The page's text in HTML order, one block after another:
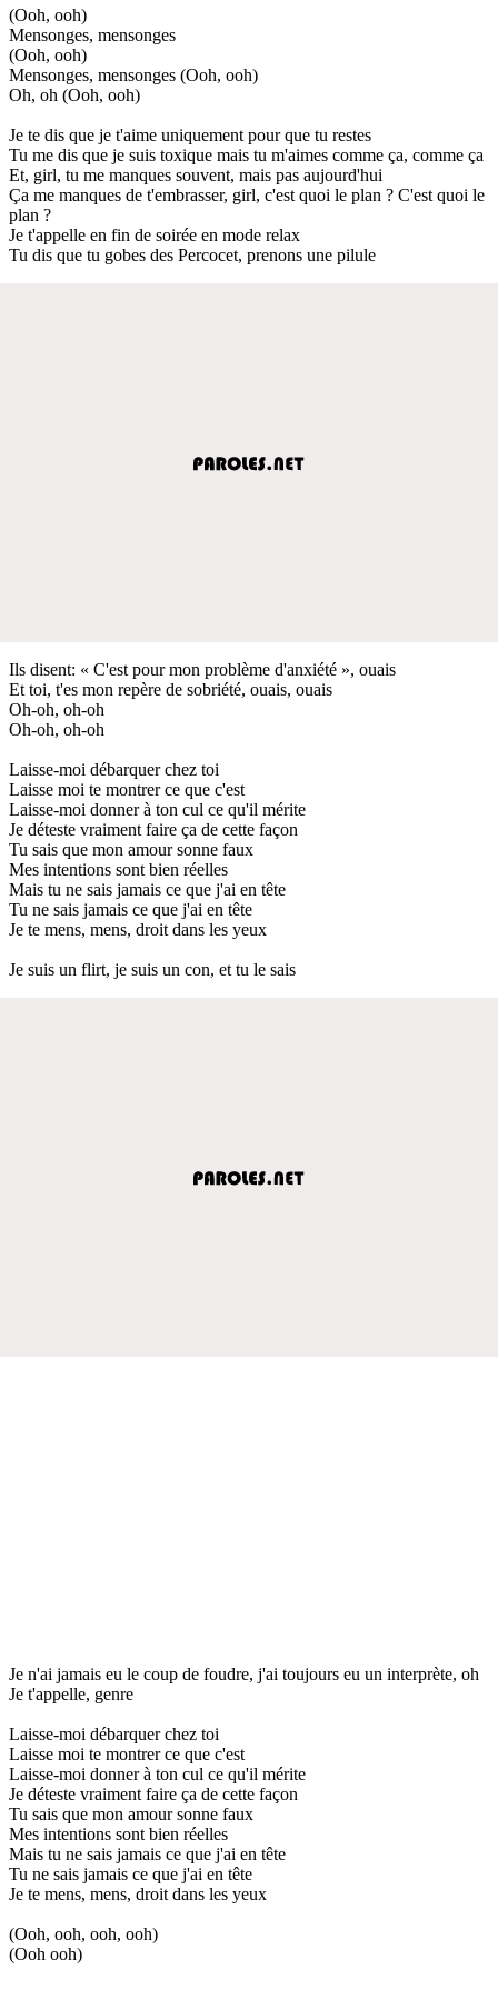
(Ooh, ooh)
Mensonges, mensonges
(Ooh, ooh)
Mensonges, mensonges (Ooh, ooh)
Oh, oh (Ooh, ooh)
Je te dis que je t'aime uniquement pour que tu restes
Tu me dis que je suis toxique mais tu m'aimes comme ça, comme ça
Et, girl, tu me manques souvent, mais pas aujourd'hui
Ça me manques de t'embrasser, girl, c'est quoi le plan ? C'est quoi le
plan ?
Je t'appelle en fin de soirée en mode relax
Tu dis que tu gobes des Percocet, prenons une pilule
Ils disent: « C'est pour mon problème d'anxiété », ouais
Et toi, t'es mon repère de sobriété, ouais, ouais
Oh-oh, oh-oh
Oh-oh, oh-oh
Laisse-moi débarquer chez toi
Laisse moi te montrer ce que c'est
Laisse-moi donner à ton cul ce qu'il mérite
Je déteste vraiment faire ça de cette façon
Tu sais que mon amour sonne faux
Mes intentions sont bien réelles
Mais tu ne sais jamais ce que j'ai en tête
Tu ne sais jamais ce que j'ai en tête
Je te mens, mens, droit dans les yeux
Je suis un flirt, je suis un con, et tu le sais
Je n'ai jamais eu le coup de foudre, j'ai toujours eu un interprète, oh
Je t'appelle, genre
Laisse-moi débarquer chez toi
Laisse moi te montrer ce que c'est
Laisse-moi donner à ton cul ce qu'il mérite
Je déteste vraiment faire ça de cette façon
Tu sais que mon amour sonne faux
Mes intentions sont bien réelles
Mais tu ne sais jamais ce que j'ai en tête
Tu ne sais jamais ce que j'ai en tête
Je te mens, mens, droit dans les yeux
(Ooh, ooh, ooh, ooh)
(Ooh ooh)